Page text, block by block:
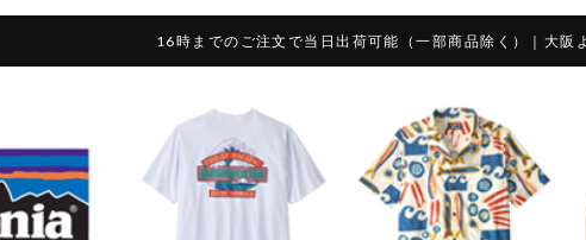
16時までのご注文で当日出荷可能（一部商品除く）｜大